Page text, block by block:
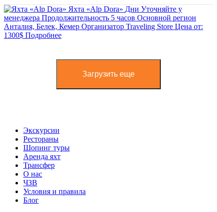
Яхта «Alp Dora» Дни Уточняйте у
менеджера Продолжительность 5 часов Основной регион
Анталия, Белек, Кемер Организатор Traveling Store Цена от:
1300$ Подробнее
Загрузить еще
Экскурсии
Рестораны
Шопинг туры
Аренда яхт
Трансфер
О нас
ЧЗВ
Условия и правила
Блог